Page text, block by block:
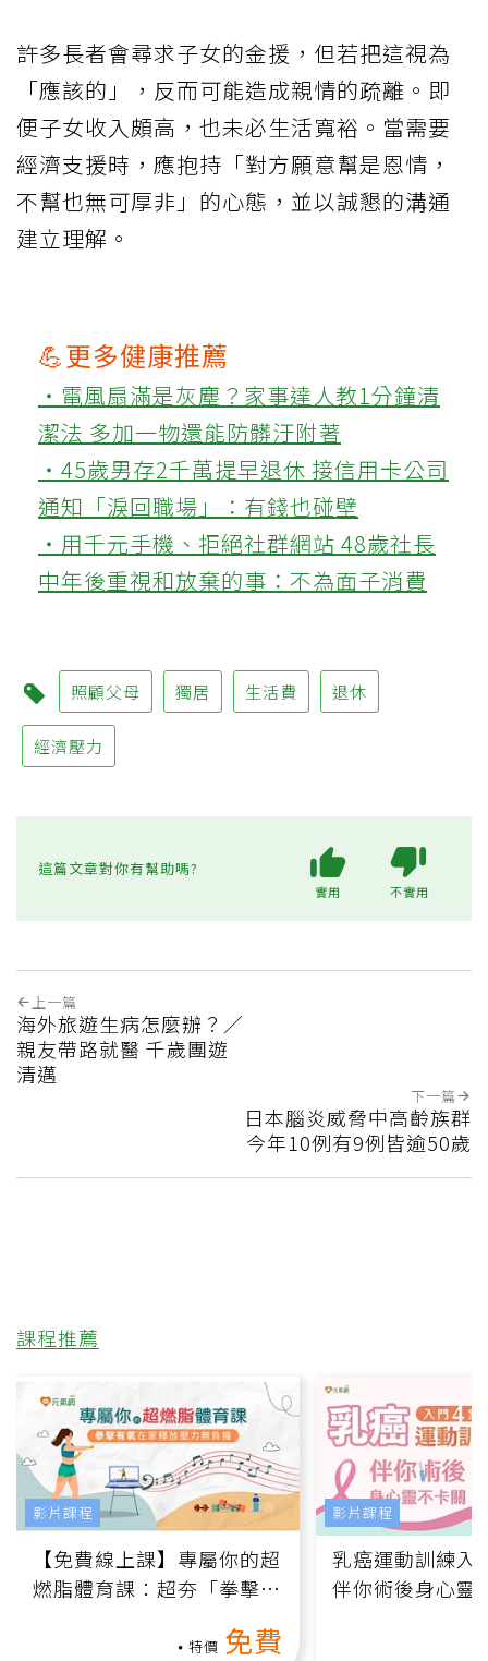
許多長者會尋求子女的金援，但若把這視為
「應該的」，反而可能造成親情的疏離。即
便子女收入頗高，也未必生活寬裕。當需要
經濟支援時，應抱持「對方願意幫是恩情，
不幫也無可厚非」的心態，並以誠懇的溝通
建立理解。
💪更多健康推薦
‧電風扇滿是灰塵？家事達人教1分鐘清
潔法 多加一物還能防髒汙附著
‧45歲男存2千萬提早退休 接信用卡公司
通知「淚回職場」：有錢也碰壁
‧用千元手機、拒絕社群網站 48歲社長
中年後重視和放棄的事：不為面子消費
照顧父母 獨居 生活費 退休
經濟壓力
這篇文章對你有幫助嗎?
實用 不實用
上一篇
海外旅遊生病怎麼辦？／
親友帶路就醫 千歲團遊
清邁
下一篇
日本腦炎威脅中高齡族群
今年10例有9例皆逾50歲
課程推薦
【免費線上課】專屬你的超
燃脂體育課：超夯「拳擊有
特價 免費
影片課程
乳癌運動訓練入
伴你術後身心靈
影片課程